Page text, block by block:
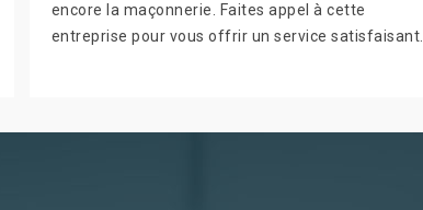
encore la maçonnerie. Faites appel à cette
entreprise pour vous offrir un service satisfaisant.